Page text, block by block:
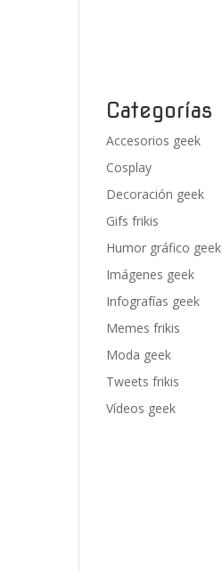
Categorías
Accesorios geek
Cosplay
Decoración geek
Gifs frikis
Humor gráfico geek
Imágenes geek
Infografías geek
Memes frikis
Moda geek
Tweets frikis
Vídeos geek